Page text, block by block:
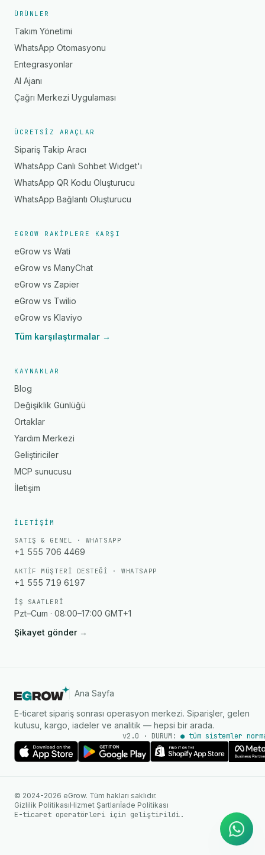
ÜRÜNLER
Takım Yönetimi
WhatsApp Otomasyonu
Entegrasyonlar
AI Ajanı
Çağrı Merkezi Uygulaması
ÜCRETSIZ ARAÇLAR
Sipariş Takip Aracı
WhatsApp Canlı Sohbet Widget'ı
WhatsApp QR Kodu Oluşturucu
WhatsApp Bağlantı Oluşturucu
EGROW RAKIPLERE KARŞI
eGrow vs Wati
eGrow vs ManyChat
eGrow vs Zapier
eGrow vs Twilio
eGrow vs Klaviyo
Tüm karşılaştırmalar →
KAYNAKLAR
Blog
Değişiklik Günlüğü
Ortaklar
Yardım Merkezi
Geliştiriciler
MCP sunucusu
İletişim
İLETIŞIM
SATIŞ & GENEL · WHATSAPP
+1 555 706 4469
AKTIF MÜŞTERI DESTEĞI · WHATSAPP
+1 555 719 6197
İŞ SAATLERI
Pzt–Cum · 08:00–17:00 GMT+1
Şikayet gönder →
Ana Sayfa
E-ticaret sipariş sonrası operasyon merkezi. Siparişler, gelen
kutusu, kargo, iadeler ve analitik — hepsi bir arada.
v2.0 · DURUM: ● tüm sistemler
© 2024-2026 eGrow. Tüm hakları saklıdır.
Gizlilik PolitikasıHizmet Şartlarıİade Politikası
E-ticaret operatörleri için geliştirildi.
yanıtlar